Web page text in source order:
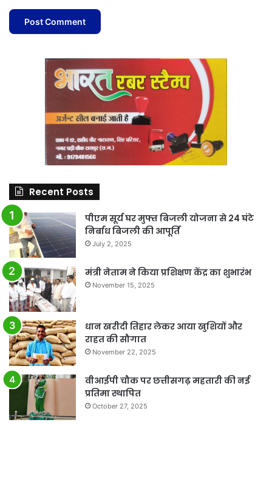
Recent Posts
पीएम सूर्य घर मुफ्त बिजली योजना से 24 घंटे
निर्बाध बिजली की आपूर्ति
July 2, 2025
मंत्री नेताम ने किया प्रशिक्षण केंद्र का शुभारंभ
November 15, 2025
धान खरीदी तिहार लेकर आया खुशियों और
राहत की सौगात
November 22, 2025
वीआईपी चौक पर छत्तीसगढ़ महतारी की नई
प्रतिमा स्थापित
October 27, 2025